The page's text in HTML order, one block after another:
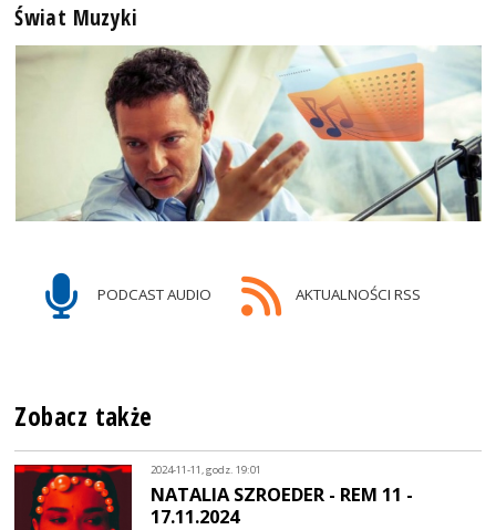
Świat Muzyki
PODCAST AUDIO AKTUALNOŚCI RSS
Zobacz także
2024-11-11, godz. 19:01
NATALIA SZROEDER - REM 11 -
17.11.2024